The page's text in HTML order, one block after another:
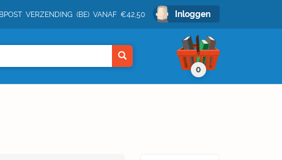
VERZENDING (BE) VANAF €42,50 Inloggen
0